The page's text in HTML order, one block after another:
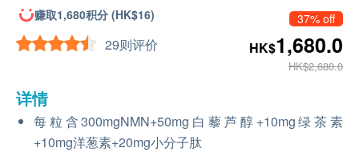
赚取1,680积分 (HK$16)
29则评价
37% off
HK$1,680.0
HK$2,680.0
详情
每粒含300mgNMN+50mg白藜芦醇+10mg绿茶素
+10mg洋葱素+20mg小分子肽